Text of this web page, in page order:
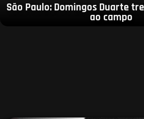
São Paulo: Domingos Duarte
ao campo